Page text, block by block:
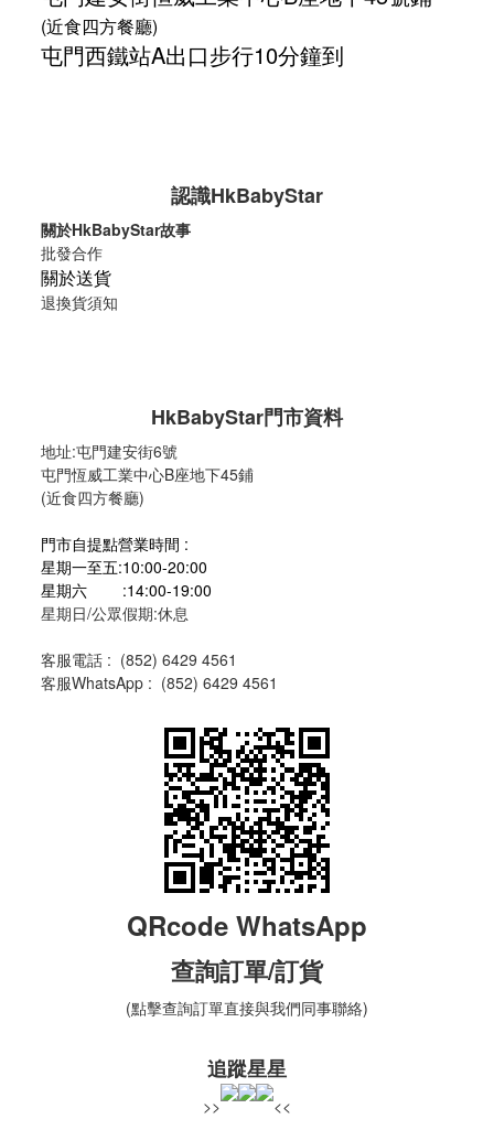
(近食四方餐廳)
屯門西鐵站A出口步行10分鐘到
認識HkBabyStar
關於HkBabyStar故事
批發合作
關於送貨
退換貨須知
HkBabyStar門市資料
地址:屯門建安街6號
屯門恆威工業中心B座地下45鋪
(近食四方餐廳)
門市自提點營業時間 :
星期一至五:10:00-20:00
星期六 :14:00-19:00
星期日/公眾假期:休息
客服電話 : (852) 6429 4561
客服WhatsApp : (852) 6429 4561
QRcode WhatsApp
查詢訂單/訂貨
(點擊查詢訂單直接與我們同事聯絡)
追蹤星星
>> <<